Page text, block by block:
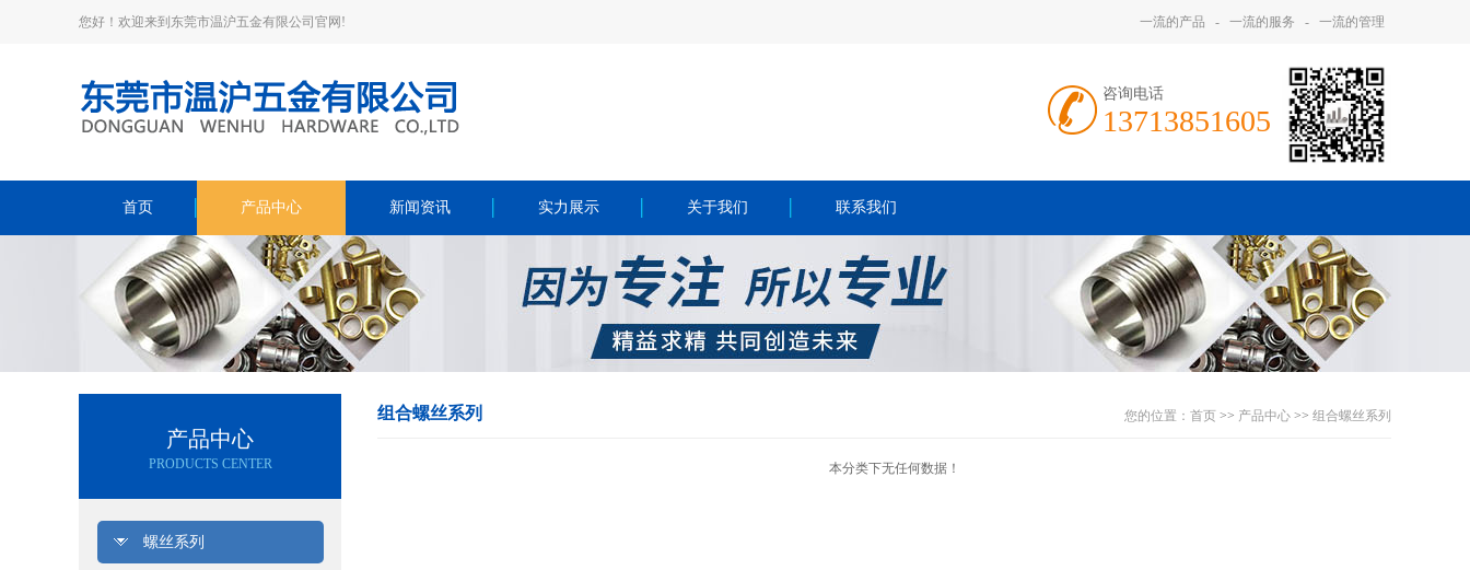
您好！欢迎来到东莞市温沪五金有限公司官网! 一流的产品 - 一流的服务 - 一流的管理
咨询电话
13713851605
首页 产品中心 新闻资讯 实力展示 关于我们 联系我们
产品中心
PRODUCTS CENTER
螺丝系列
组合螺丝系列 您的位置： 首页 >> 产品中心 >> 组合螺丝系列
本分类下无任何数据！